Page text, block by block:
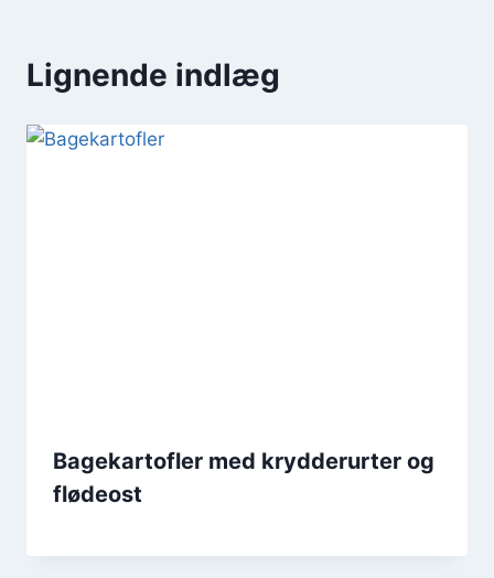
Lignende indlæg
Bagekartofler med krydderurter og
flødeost